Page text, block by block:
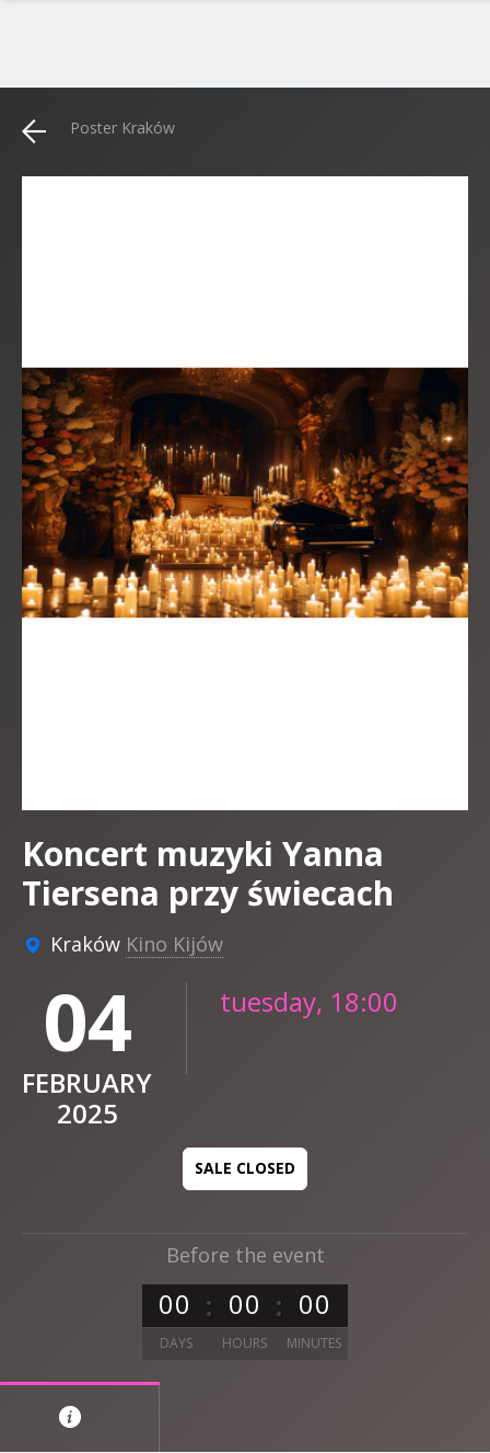
Poster Kraków
Before the event
00 00 00
DAYS HOURS MINUTES
Koncert muzyki Yanna
Tiersena przy świecach
Kraków Kino Kijów
04
FEBRUARY
2025
tuesday, 18:00
SALE CLOSED